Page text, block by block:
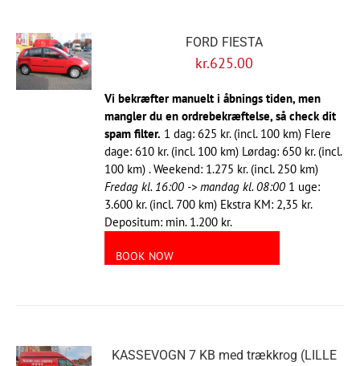
FORD FIESTA
kr.625.00
Vi bekræfter manuelt i åbnings tiden, men
mangler du en ordrebekræftelse, så check dit
spam filter. 1 dag: 625 kr. (incl. 100 km) Flere
dage: 610 kr. (incl. 100 km) Lørdag: 650 kr. (incl.
100 km) . Weekend: 1.275 kr. (incl. 250 km)
Fredag kl. 16:00 -> mandag kl. 08:00 1 uge:
3.600 kr. (incl. 700 km) Ekstra KM: 2,35 kr.
Depositum: min. 1.200 kr.
BOOK NOW
KASSEVOGN 7 KB med trækkrog (LILLE